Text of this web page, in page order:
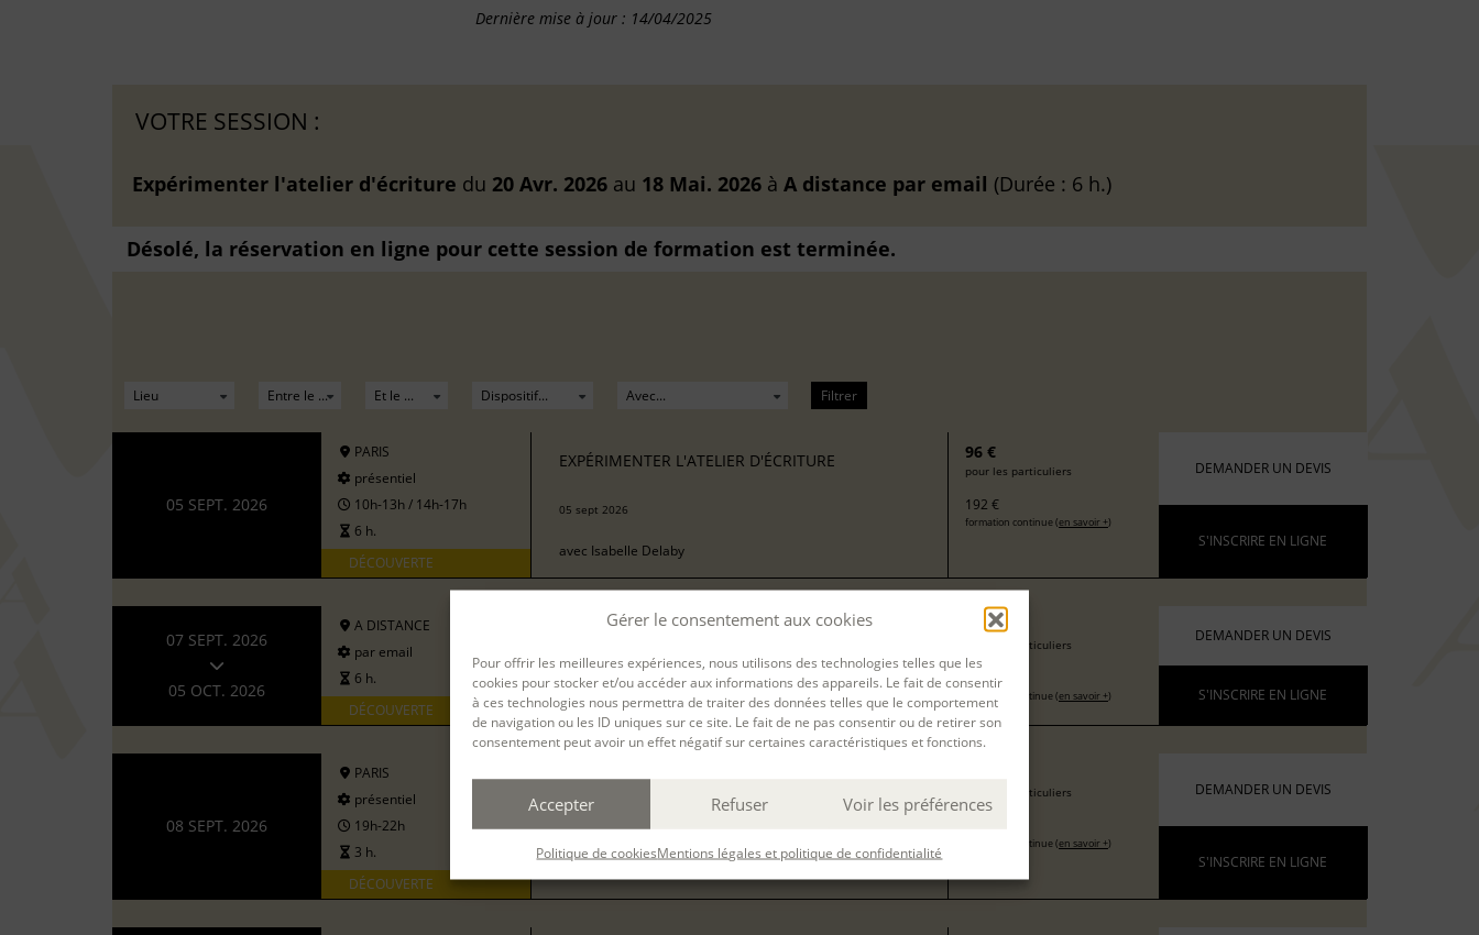
Gérer le consentement aux cookies
Pour offrir les meilleures expériences, nous utilisons des technologies telles que les
cookies pour stocker et/ou accéder aux informations des appareils. Le fait de consentir
à ces technologies nous permettra de traiter des données telles que le comportement
de navigation ou les ID uniques sur ce site. Le fait de ne pas consentir ou de retirer son
consentement peut avoir un effet négatif sur certaines caractéristiques et fonctions.
Accepter Refuser Voir les préférences
Politique de cookiesMentions légales et politique de confidentialité
Dernière mise à jour : 14/04/2025
VOTRE SESSION :
Expérimenter l'atelier d'écriture du 20 Avr. 2026 au 18 Mai. 2026 à A distance par email (Durée : 6 h.)
Désolé, la réservation en ligne pour cette session de formation est terminée.
Filtrer
05 SEPT. 2026
PARIS
présentiel
10h-13h / 14h-17h
6 h.
DÉCOUVERTE
EXPÉRIMENTER L'ATELIER D'ÉCRITURE
05 sept 2026
avec Isabelle Delaby
96 €
pour les particuliers
192 €
formation continue (en savoir +)
DEMANDER UN DEVIS
S'INSCRIRE EN LIGNE
07 SEPT. 2026
05 OCT. 2026
A DISTANCE
par email
6 h.
DÉCOUVERTE
EXPÉRIMENTER L'ATELIER D'ÉCRITURE
avecIsabelle Rossignol
136 €
pour les particuliers
272 €
formation continue (en savoir +)
DEMANDER UN DEVIS
S'INSCRIRE EN LIGNE
08 SEPT. 2026
PARIS
présentiel
19h-22h
3 h.
DÉCOUVERTE
EXPÉRIMENTER L'ATELIER D'ÉCRITURE
08 sept 2026
pour les particuliers
formation continue (en savoir +)
DEMANDER UN DEVIS
S'INSCRIRE EN LIGNE